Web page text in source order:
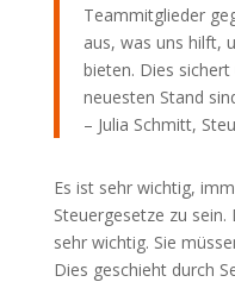
Teammitglieder
aus, was uns hilft,
bieten. Dies
neuesten Stand
– Julia Schmitt,
Es ist sehr wichtig,
Steuergesetze zu
sehr wichtig. Sie
Dies geschieht durch